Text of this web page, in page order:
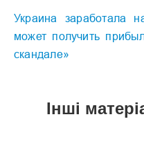
Украина заработала
может получить
скандале»
Інші